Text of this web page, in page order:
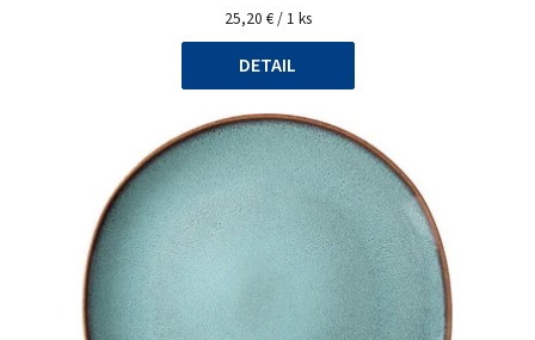
Jednotková
cena:
25,20 € / 1 ks
DETAIL